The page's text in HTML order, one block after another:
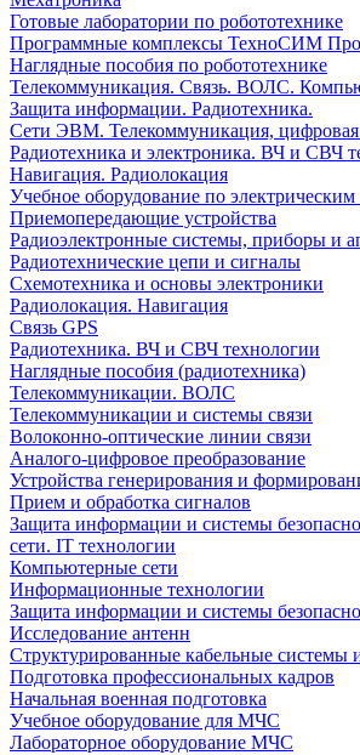
Готовые лаборатории по робототехнике
Программные комплексы ТехноСИМ Про
Наглядные пособия по робототехнике
Телекоммуникация. Связь. ВОЛС.
Защита информации. Радиотехника.
Сети ЭВМ. Телекоммуникация, цифровая
Радиотехника и электроника. ВЧ и СВЧ
Навигация. Радиолокация
Учебное оборудование по
Приемопередающие устройства
Радиоэлектронные системы, приборы и
Радиотехнические цепи и сигналы
Схемотехника и основы электроники
Радиолокация. Навигация
Связь GPS
Радиотехника. ВЧ и СВЧ технологии
Наглядные пособия (радиотехника)
Телекоммуникации. ВОЛС
Телекоммуникации и системы связи
Волоконно-оптические линии связи
Аналого-цифровое преобразование
Устройства генерирования и
Прием и обработка сигналов
Защита информации и системы
сети. IT технологии
Компьютерные сети
Информационные технологии
Защита информации и системы
Исследование антенн
Структурированные кабельные системы
Подготовка профессиональных кадров
Начальная военная подготовка
Учебное оборудование для МЧС
Лабораторное оборудование МЧС